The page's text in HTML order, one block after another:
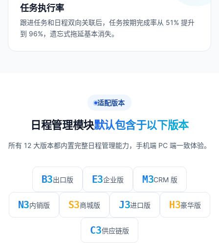
任务执行率
跟进任务和日程双向关联后，任务按期完成率从 51% 提升
到 96%，遗忘式拖延基本消失。
适配版本
日程管理模块默认包含于以下版本
所有 12 大版本都内置完整日程管理能力，手机端 PC 端一致体验。
B3出口版 E3企业版 M3CRM 版
N3内销版 S3商城版 J3进口版 H3豪华版
C3供应链版